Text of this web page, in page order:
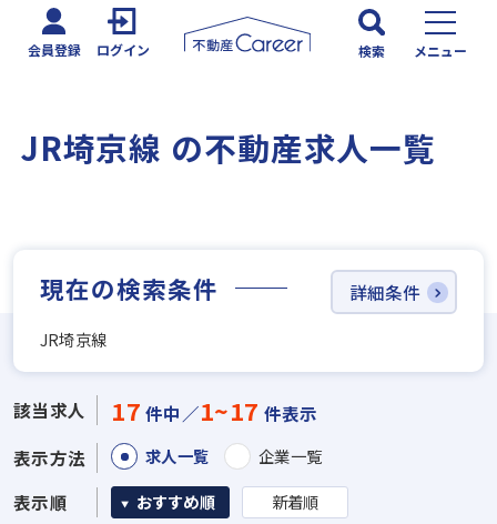
会員登録 ログイン 検索 メニュー
JR埼京線 の不動産求人一覧
現在の検索条件
JR埼京線
詳細条件
該当求人 17 件中／1~17 件表示
表示方法
求人一覧 企業一覧
表示順 おすすめ順 新着順